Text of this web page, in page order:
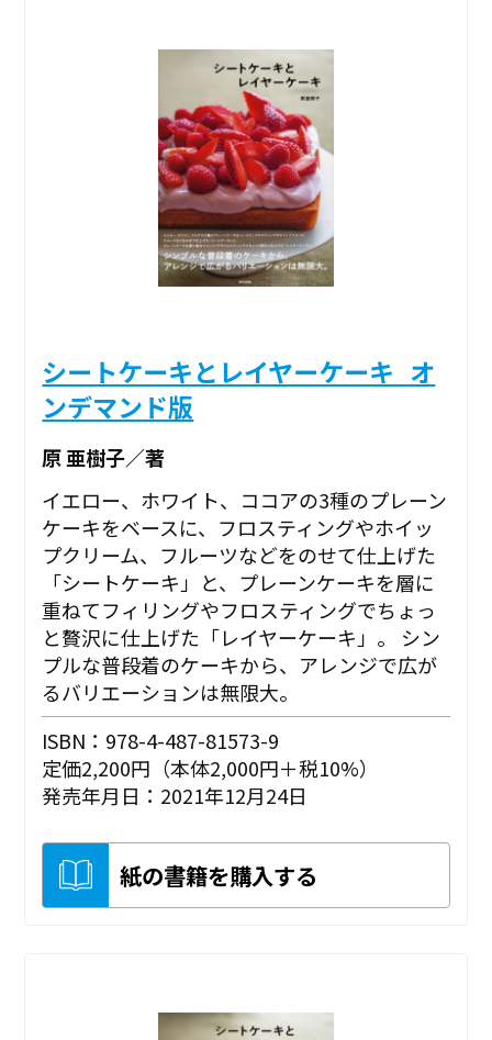
シートケーキとレイヤーケーキ_オ
ンデマンド版
原 亜樹子／著
イエロー、ホワイト、ココアの3種のプレーン
ケーキをベースに、フロスティングやホイッ
プクリーム、フルーツなどをのせて仕上げた
「シートケーキ」と、プレーンケーキを層に
重ねてフィリングやフロスティングでちょっ
と贅沢に仕上げた「レイヤーケーキ」。 シン
プルな普段着のケーキから、アレンジで広が
るバリエーションは無限大。
ISBN：978-4-487-81573-9
定価2,200円（本体2,000円＋税10%）
発売年月日：2021年12月24日
紙の書籍を購入する